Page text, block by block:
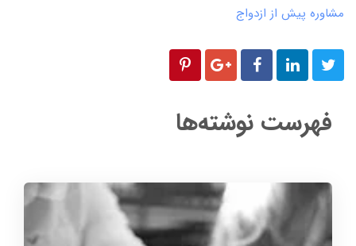
مشاوره پیش از ازدواج
فهرست نوشته‌ها